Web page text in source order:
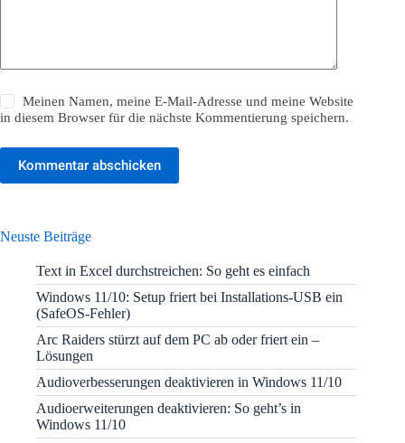
Meinen Namen, meine E-Mail-Adresse und meine Website
in diesem Browser für die nächste Kommentierung speichern.
Kommentar abschicken
Neuste Beiträge
Text in Excel durchstreichen: So geht es einfach
Windows 11/10: Setup friert bei Installations-USB ein
(SafeOS-Fehler)
Arc Raiders stürzt auf dem PC ab oder friert ein –
Lösungen
Audioverbesserungen deaktivieren in Windows 11/10
Audioerweiterungen deaktivieren: So geht’s in
Windows 11/10